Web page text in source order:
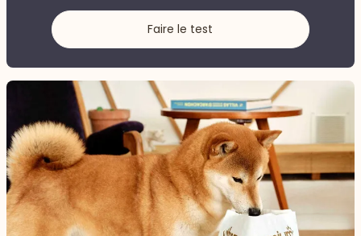
Faire le test